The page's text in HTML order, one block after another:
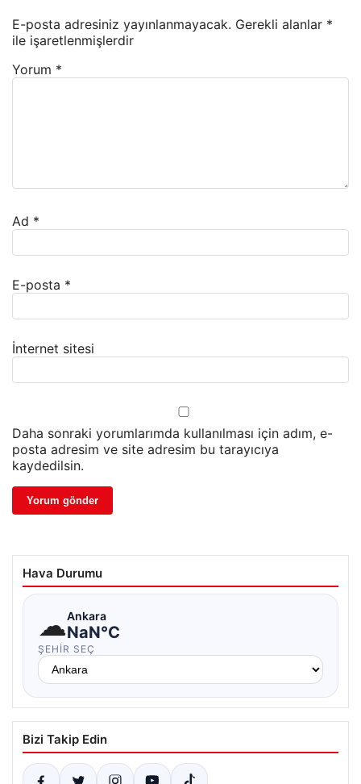
E-posta adresiniz yayınlanmayacak. Gerekli alanlar *
ile işaretlenmişlerdir
Yorum *
Ad *
E-posta *
İnternet sitesi
Daha sonraki yorumlarımda kullanılması için adım, e-
posta adresim ve site adresim bu tarayıcıya
kaydedilsin.
Hava Durumu
☁Ankara
NaN°C
ŞEHIR SEÇ
Bizi Takip Edin